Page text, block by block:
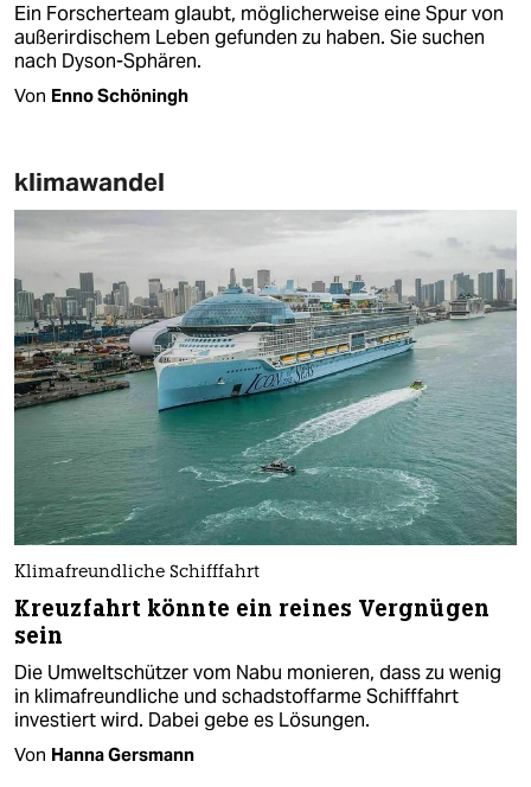
Ein Forscherteam glaubt, möglicherweise eine Spur von
außerirdischem Leben gefunden zu haben. Sie suchen
nach Dyson-Sphären.
Von Enno Schöningh
klimawandel
Klimafreundliche Schifffahrt
Kreuzfahrt könnte ein reines Vergnügen
sein
Die Umweltschützer vom Nabu monieren, dass zu wenig
in klimafreundliche und schadstoffarme Schifffahrt
investiert wird. Dabei gebe es Lösungen.
Von Hanna Gersmann